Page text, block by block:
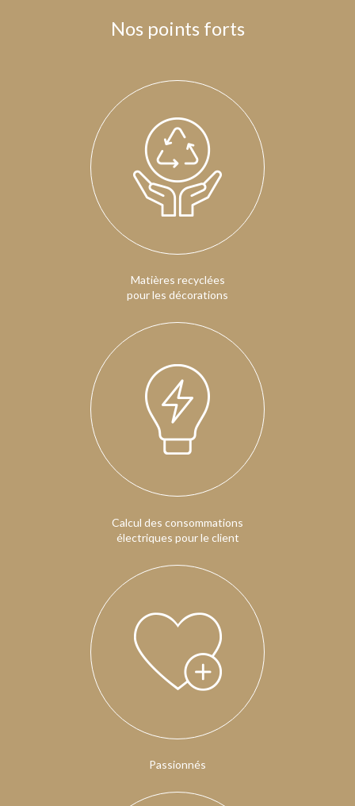
Nos points forts
Matières recyclées
pour les décorations
Calcul des consommations
électriques pour le client
Passionnés